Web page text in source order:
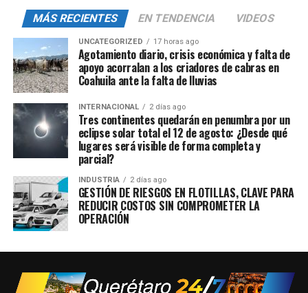
MÁS RECIENTES EN TENDENCIA VIDEOS
UNCATEGORIZED 17 horas ago
Agotamiento diario, crisis económica y falta de
apoyo acorralan a los criadores de cabras en
Coahuila ante la falta de lluvias
INTERNACIONAL 2 días ago
Tres continentes quedarán en penumbra por un
eclipse solar total el 12 de agosto: ¿Desde qué
lugares será visible de forma completa y
parcial?
INDUSTRIA 2 días ago
GESTIÓN DE RIESGOS EN FLOTILLAS, CLAVE PARA
REDUCIR COSTOS SIN COMPROMETER LA
OPERACIÓN